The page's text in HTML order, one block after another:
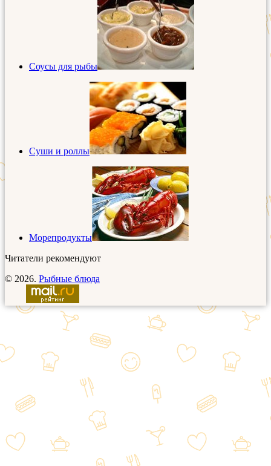
Соусы для рыбы
Суши и роллы
Морепродукты
Читатели рекомендуют
© 2026. Рыбные блюда